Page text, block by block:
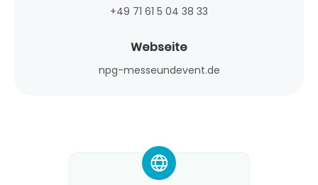
+49 71 61 5 04 38 33
Webseite
npg-messeundevent.de
*